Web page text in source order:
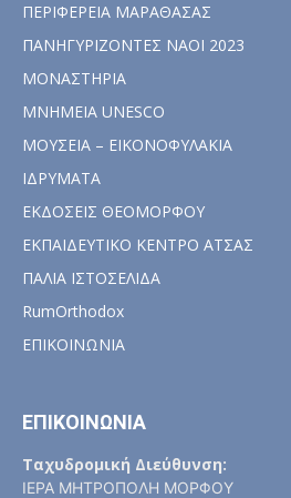
ΠΕΡΙΦΕΡΕΙΑ ΜΑΡΑΘΑΣΑΣ
ΠΑΝΗΓΥΡΙΖΟΝΤΕΣ ΝΑΟΙ 2023
ΜΟΝΑΣΤΗΡΙΑ
ΜΝΗΜΕΙΑ UNESCO
ΜΟΥΣΕΙΑ – ΕΙΚΟΝΟΦΥΛΑΚΙΑ
ΙΔΡΥΜΑΤΑ
ΕΚΔΟΣΕΙΣ ΘΕΟΜΟΡΦΟΥ
ΕΚΠΑΙΔΕΥΤΙΚΟ ΚΕΝΤΡΟ ΑΤΣΑΣ
ΠΑΛΙΑ ΙΣΤΟΣΕΛΙΔΑ
RumOrthodox
ΕΠΙΚΟΙΝΩΝΙΑ
ΕΠΙΚΟΙΝΩΝΙΑ
Ταχυδρομική Διεύθυνση:
ΙΕΡΑ ΜΗΤΡΟΠΟΛΗ ΜΟΡΦΟΥ